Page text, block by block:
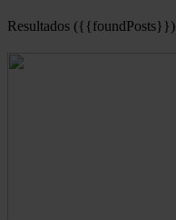
Resultados ({{foundPosts}})